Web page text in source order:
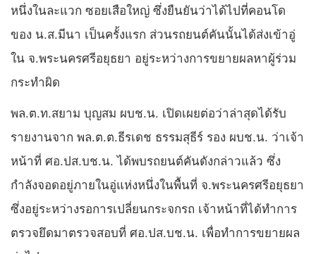
หนึ่งในละแวก ซอยเสือใหญ่ ซึ่งยืนยันว่าได้ไปที่คอนโด
ของ น.ส.มีนา เป็นครั้งแรก ส่วนรถยนต์คันนั้นได้ส่งเข้าอู่
ใน จ.พระนครศรีอยุธยา อยู่ระหว่างการขยายผลหาผู้ร่วม
กระทำผิด
พล.ต.ท.สยาม บุญสม ผบช.น. เปิดเผยต่อว่าล่าสุดได้รับ
รายงานจาก พล.ต.ต.ธีรเดช ธรรมสุธีร์ รอง ผบช.น. ว่าเจ้า
หน้าที่ ศอ.ปส.บช.น. ได้พบรถยนต์คันดังกล่าวแล้ว ซึ่ง
กำลังจอดอยู่ภายในอู่แห่งหนึ่งในพื้นที่ จ.พระนครศรีอยุธยา
ซึ่งอยู่ระหว่างรอการเปลี่ยนกระจกรถ เจ้าหน้าที่ได้ทำการ
ตรวจยึดมาตรวจสอบที่ ศอ.ปส.บช.น. เพื่อทำการขยายผล